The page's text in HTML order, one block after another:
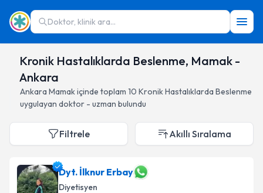
Doktor, klinik ara...
Kronik Hastalıklarda Beslenme, Mamak -
Ankara
Ankara Mamakiçinde toplam 10 Kronik Hastalıklarda Beslenme
uygulayan doktor - uzman bulundu
Filtrele Akıllı Sıralama
Dyt. İlknur Erbay
Diyetisyen